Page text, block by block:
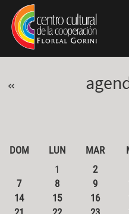
Pasar al contenido principal
Jump to main content
«
DOM LUN MAR
1
2
7
8 9
14
15 16